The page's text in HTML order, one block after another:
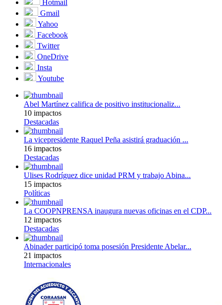
Hotmail
Gmail
Yahoo
Facebook
Twitter
OneDrive
Insta
Youtube
Abel Martínez califica de positivo institucionaliz...
10 impactos
Destacadas
La vicepresidente Raquel Peña asistirá graduación ...
16 impactos
Destacadas
Ulises Rodríguez dice unidad PRM y trabajo Abina...
15 impactos
Políticas
La COOPNPRENSA inaugura nuevas oficinas en el CDP...
12 impactos
Destacadas
Abinader participó toma posesión Presidente Abelar...
21 impactos
Internacionales